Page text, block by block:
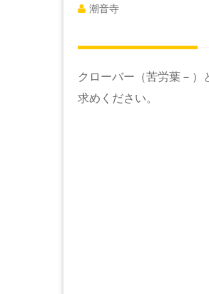
潮音寺
クローバー（苦労葉－
求めください。